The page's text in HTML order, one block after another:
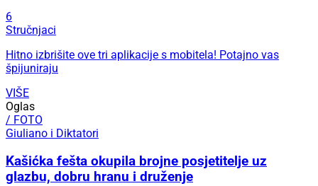
6
Stručnjaci
Hitno izbrišite ove tri aplikacije s mobitela! Potajno vas
špijuniraju
VIŠE
Oglas
/ FOTO
Giuliano i Diktatori
Kašićka fešta okupila brojne posjetitelje uz
glazbu, dobru hranu i druženje